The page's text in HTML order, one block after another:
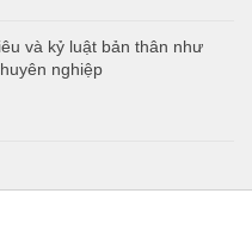
và kỷ luật bản thân như
nghiệp